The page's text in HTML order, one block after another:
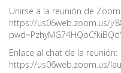
Unirse a la reunión de Zoom:
https://us06web.zoom.us/j/
Enlace al chat de la reunión:
https://us06web.zoom.us/